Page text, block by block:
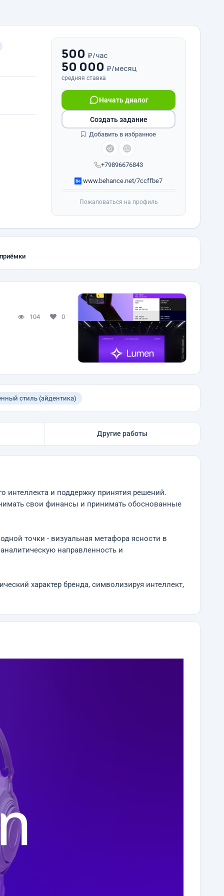
500 ₽/час
50 000 ₽/месяц
средняя ставка
+79896676843
Начать диалог
www.behance.net/7ccffbe7
Создать задание
Добавить в избранное
Пожаловаться на профиль
104 0
стиль (айдентика)
Другие работы
интеллекта и поддержку принятия решений.
свои финансы и принимать обоснованные
точки - визуальная метафора ясности в
направленность и
характер бренда, символизируя интеллект,